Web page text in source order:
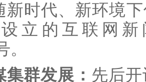
新时代、新环境
立的互联网
集群发展： 先后